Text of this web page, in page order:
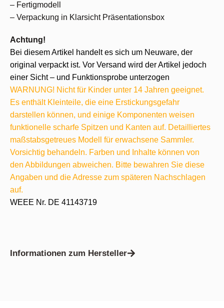
– Fertigmodell
– Verpackung in Klarsicht Präsentationsbox
Achtung!
Bei diesem Artikel handelt es sich um Neuware, der
original verpackt ist. Vor Versand wird der Artikel jedoch
einer Sicht – und Funktionsprobe unterzogen
WARNUNG! Nicht für Kinder unter 14 Jahren geeignet.
Es enthält Kleinteile, die eine Erstickungsgefahr
darstellen können, und einige Komponenten weisen
funktionelle scharfe Spitzen und Kanten auf. Detailliertes
maßstabsgetreues Modell für erwachsene Sammler.
Vorsichtig behandeln. Farben und Inhalte können von
den Abbildungen abweichen. Bitte bewahren Sie diese
Angaben und die Adresse zum späteren Nachschlagen
auf.
WEEE Nr. DE 41143719
Informationen zum Hersteller